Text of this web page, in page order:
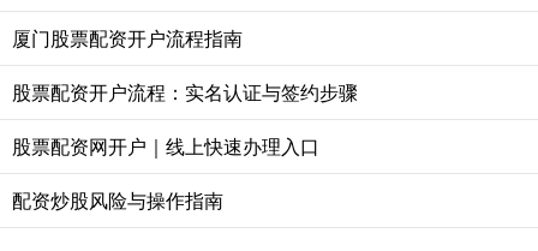
厦门股票配资开户流程指南
股票配资开户流程：实名认证与签约步骤
股票配资网开户｜线上快速办理入口
配资炒股风险与操作指南